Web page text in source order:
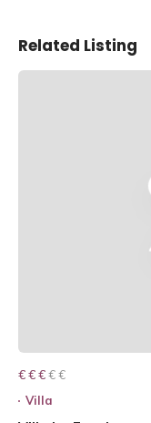
Related Listing
€ € € € €
€ € €
Villa